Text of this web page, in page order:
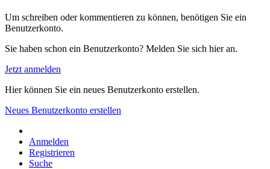
Um schreiben oder kommentieren zu können, benötigen Sie ein
Benutzerkonto.
Sie haben schon ein Benutzerkonto? Melden Sie sich hier an.
Jetzt anmelden
Hier können Sie ein neues Benutzerkonto erstellen.
Neues Benutzerkonto erstellen
Anmelden
Registrieren
Suche